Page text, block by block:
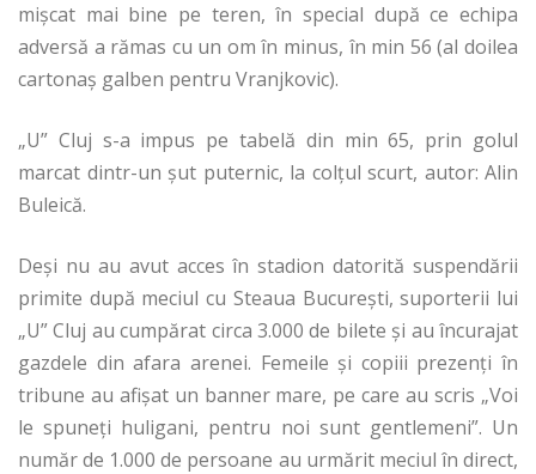
mișcat mai bine pe teren, în special după ce echipa
adversă a rămas cu un om în minus, în min 56 (al doilea
cartonaș galben pentru Vranjkovic).
„U” Cluj s-a impus pe tabelă din min 65, prin golul
marcat dintr-un șut puternic, la colțul scurt, autor: Alin
Buleică.
Deși nu au avut acces în stadion datorită suspendării
primite după meciul cu Steaua București, suporterii lui
„U” Cluj au cumpărat circa 3.000 de bilete și au încurajat
gazdele din afara arenei. Femeile și copiii prezenți în
tribune au afișat un banner mare, pe care au scris „Voi
le spuneți huligani, pentru noi sunt gentlemeni”. Un
număr de 1.000 de persoane au urmărit meciul în direct,